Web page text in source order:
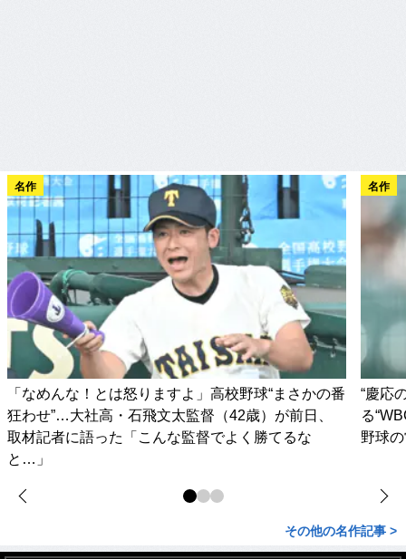
名作
「なめんな！とは怒りますよ」高校野球“まさかの番
狂わせ”…大社高・石飛文太監督（42歳）が前日、
取材記者に語った「こんな監督でよく勝てるな
と…」
名作
“慶応
る
野球
その他の名作記事 >